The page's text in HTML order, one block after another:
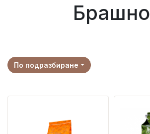
Брашно
По подразбиране